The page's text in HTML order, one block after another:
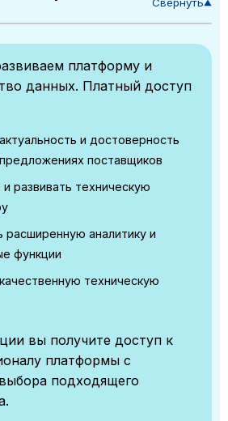
▼
платформу и
данных. Платный доступ
и достоверность
поставщиков
развивать техническую
расширенную аналитику и
функции
техническую
вы получите доступ к
платформы с
подходящего